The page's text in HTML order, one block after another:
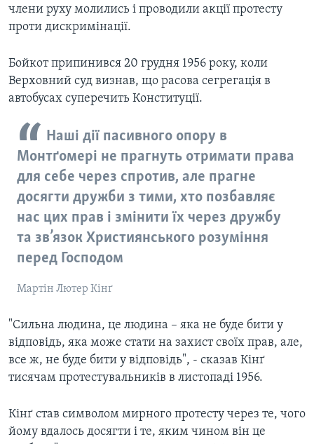
члени руху молились і проводили акції протесту
проти дискримінації.
Бойкот припинився 20 грудня 1956 року, коли
Верховний суд визнав, що расова сегрегація в
автобусах суперечить Конституції.
Наші дії пасивного опору в
Монтґомері не прагнуть отримати права
для себе через спротив, але прагне
досягти дружби з тими, хто позбавляє
нас цих прав і змінити їх через дружбу
та зв’язок Християнського розуміння
перед Господом
Мартін Лютер Кінґ
"Сильна людина, це людина – яка не буде бити у
відповідь, яка може стати на захист своїх прав, але,
все ж, не буде бити у відповідь", - сказав Кінґ
тисячам протестувальників в листопаді 1956.
Кінґ став символом мирного протесту через те, чого
йому вдалось досягти і те, яким чином він це